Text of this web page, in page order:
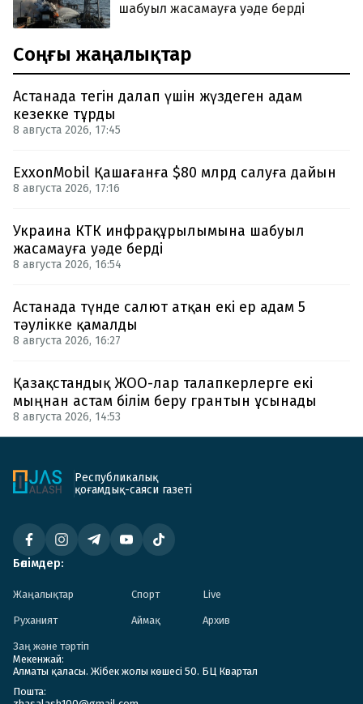
шабуыл жасамауға уәде берді
Соңғы жаңалықтар
Астанада тегін далап үшін жүздеген адам
кезекке тұрды
8 августа 2026, 17:45
ExxonMobil Қашағанға $80 млрд салуға дайын
8 августа 2026, 17:16
Украина КТК инфрақұрылымына шабуыл
жасамауға уәде берді
8 августа 2026, 16:54
Астанада түнде салют атқан екі ер адам 5
тәулікке қамалды
8 августа 2026, 16:27
Қазақстандық ЖОО-лар талапкерлерге екі
мыңнан астам білім беру грантын ұсынады
8 августа 2026, 14:53
Республикалық
қоғамдық-саяси газеті
Бөлімдер:
Жаңалықтар Спорт Live
Руханият Аймақ Архив
Заң және тәртіп
Мекенжай:
Алматы қаласы. Жібек жолы көшесі 50. БЦ Квартал
Пошта: